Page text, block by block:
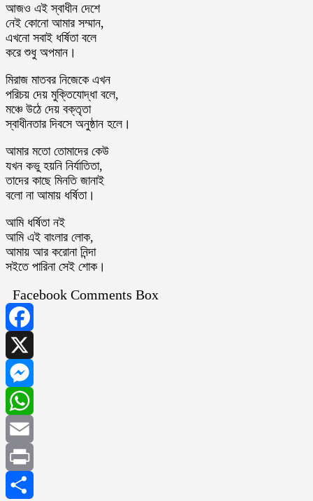
আজও এই স্বাধীন দেশে
নেই কোনো আমার সম্মান,
এখনো সবাই ধর্ষিতা বলে
করে শুধু অপমান।
মিরাজ মাতবর নিজেকে এখন
পরিচয় দেয় মুক্তিযোদ্ধা বলে,
মঞ্চে উঠে দেয় বক্তৃতা
স্বাধীনতার দিবসে অনুষ্ঠান হলে।
আমার মতো তোমাদের কেউ
যখন কভু হয়নি নির্যাতিতা,
তাদের কাছে মিনতি জানাই
বলো না আমায় ধর্ষিতা।
আমি ধর্ষিতা নই
আমি এই বাংলার লোক,
আমায় আর করোনা নিন্দা
সইতে পারিনা সেই শোক।
Facebook Comments Box
Facebook
X
Messenger
WhatsApp
Email
Print